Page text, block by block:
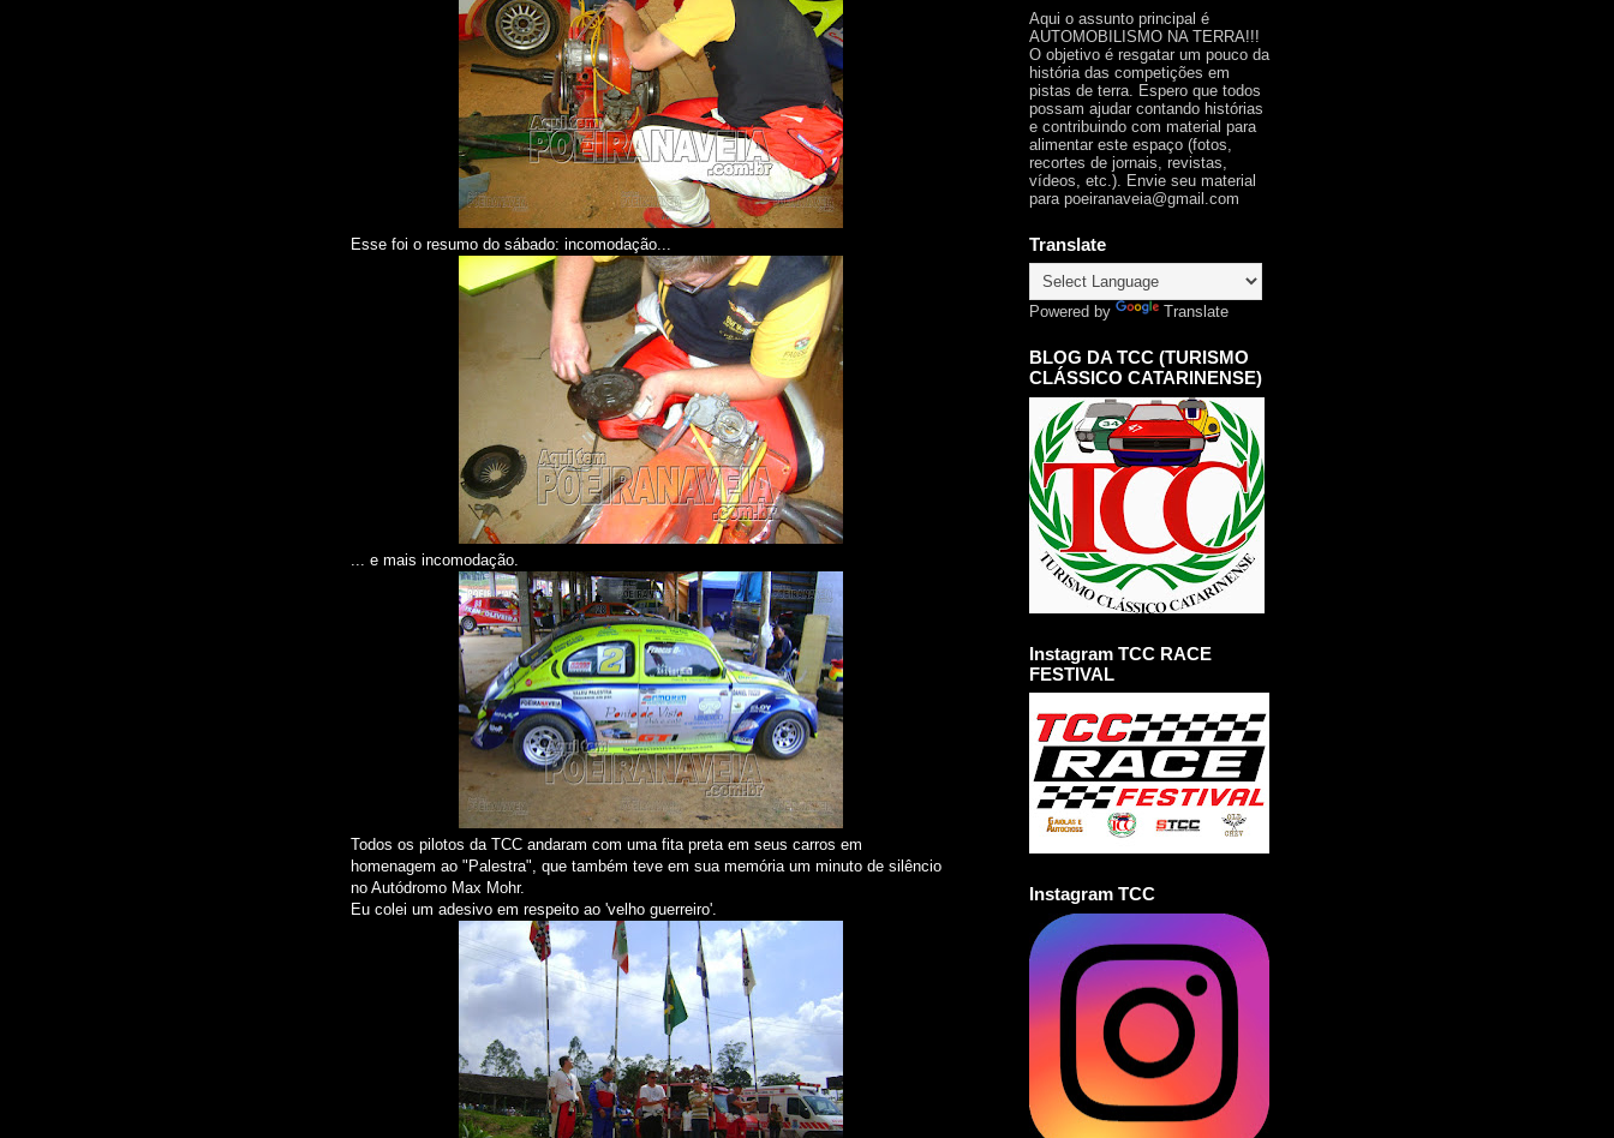
Esse foi o resumo do sábado: incomodação...
... e mais incomodação.
Todos os pilotos da TCC andaram com uma fita preta em seus carros em
homenagem ao "Palestra", que também teve em sua memória um minuto de silêncio
no Autódromo Max Mohr.
Eu colei um adesivo em respeito ao 'velho guerreiro'.
Aqui o assunto principal é
AUTOMOBILISMO NA TERRA!!!
O objetivo é resgatar um pouco da
história das competições em
pistas de terra. Espero que todos
possam ajudar contando histórias
e contribuindo com material para
alimentar este espaço (fotos,
recortes de jornais, revistas,
vídeos, etc.). Envie seu material
para poeiranaveia@gmail.com
Translate
Powered by Translate
BLOG DA TCC (TURISMO
CLÁSSICO CATARINENSE)
Instagram TCC RACE
FESTIVAL
Instagram TCC